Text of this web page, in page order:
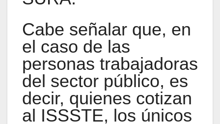
Cabe señalar que, en
el caso de las
personas trabajadoras
del sector público, es
decir, quienes cotizan
al ISSSTE, los únicos